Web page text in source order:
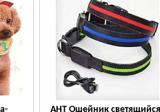
АНТ Ошейник светящийся